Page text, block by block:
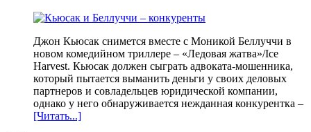
Джон Кьюсак снимется вместе с Моникой Беллуччи в
новом комедийном триллере – «Ледовая жатва»/Ice
Harvest. Кьюсак должен сыграть адвоката-мошенника,
который пытается выманить деньги у своих деловых
партнеров и совладельцев юридической компании,
однако у него обнаруживается нежданная конкурентка –
[Читать...]